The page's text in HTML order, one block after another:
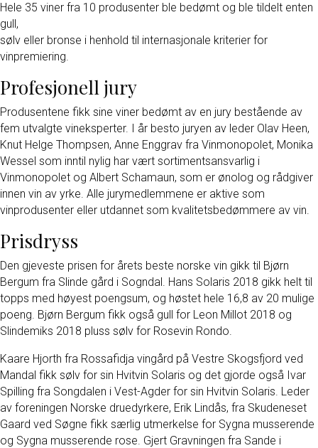
Hele 35 viner fra 10 produsenter ble bedømt og ble tildelt enten
gull,
sølv eller bronse i henhold til internasjonale kriterier for
vinpremiering.
Profesjonell jury
Produsentene fikk sine viner bedømt av en jury bestående av
fem utvalgte vineksperter. I år besto juryen av leder Olav Heen,
Knut Helge Thompsen, Anne Enggrav fra Vinmonopolet, Monika
Wessel som inntil nylig har vært sortimentsansvarlig i
Vinmonopolet og Albert Schamaun, som er ønolog og rådgiver
innen vin av yrke. Alle jurymedlemmene er aktive som
vinprodusenter eller utdannet som kvalitetsbedømmere av vin.
Prisdryss
Den gjeveste prisen for årets beste norske vin gikk til Bjørn
Bergum fra Slinde gård i Sogndal. Hans Solaris 2018 gikk helt til
topps med høyest poengsum, og høstet hele 16,8 av 20 mulige
poeng. Bjørn Bergum fikk også gull for Leon Millot 2018 og
Slindemiks 2018 pluss sølv for Rosevin Rondo.
Kaare Hjorth fra Rossafidja vingård på Vestre Skogsfjord ved
Mandal fikk sølv for sin Hvitvin Solaris og det gjorde også Ivar
Spilling fra Songdalen i Vest-Agder for sin Hvitvin Solaris. Leder
av foreningen Norske druedyrkere, Erik Lindås, fra Skudeneset
Gaard ved Søgne fikk særlig utmerkelse for Sygna musserende
og Sygna musserende rose. Gjert Gravningen fra Sande i